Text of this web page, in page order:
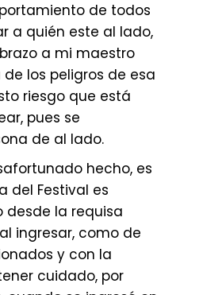
de todos
a quién este al lado,
a mi maestro
los peligros de esa
riesgo que está
pues se
de al lado.
hecho, es
del Festival es
desde la requisa
ingresar, como de
y con la
cuidado, por